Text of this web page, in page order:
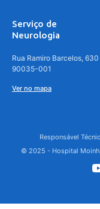
Serviço de
Neurologia
Rua Ramiro Barcelos,
90035-001
Ver no mapa
Responsável
© 2025 - Hospital